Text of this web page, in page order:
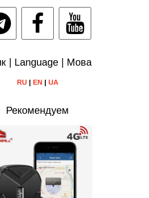
| Language | Мова
RU| EN| UA
Рекомендуем